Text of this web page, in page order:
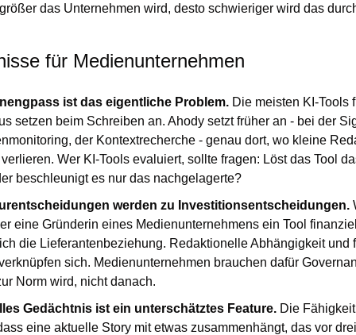
das Unternehmen wird, desto schwieriger wird das
für Medienunternehmen
ist das eigentliche Problem. Die meisten KI-Tools
setzen beim Schreiben an. Ahody setzt früher an - bei der
der Kontextrecherche - genau dort, wo kleine
Wer KI-Tools evaluiert, sollte fragen: Löst das Tool
beschleunigt es nur das nachgelagerte?
werden zu Investitionsentscheidungen.
eine Gründerin eines Medienunternehmens ein Tool
die Lieferantenbeziehung. Redaktionelle Abhängigkeit und
sich. Medienunternehmen brauchen dafür
Norm wird, nicht danach.
Gedächtnis ist ein unterschätztes Feature. Die
eine aktuelle Story mit etwas zusammenhängt, das vor